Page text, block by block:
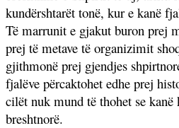
kundërshtarët tonë, kur e kanë
Të marrunit e gjakut buron prej
prej të metave të organizimit
gjithmonë prej gjendjes
fjalëve përcaktohet edhe prej
cilët nuk mund të thohet se kanë
breshtnorë.